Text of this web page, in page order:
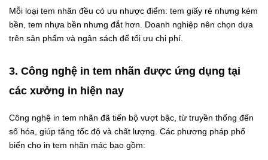
Mỗi loại tem nhãn đều có ưu nhược điểm: tem giấy rẻ nhưng kém
bền, tem nhựa bền nhưng đắt hơn. Doanh nghiệp nên chọn dựa
trên sản phẩm và ngân sách để tối ưu chi phí.
3. Công nghệ in tem nhãn được ứng dụng tại
các xưởng in hiện nay
Công nghệ in tem nhãn đã tiến bộ vượt bậc, từ truyền thống đến
số hóa, giúp tăng tốc độ và chất lượng. Các phương pháp phổ
biến cho in tem nhãn mác bao gồm: